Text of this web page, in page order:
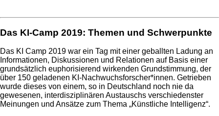
Das KI-Camp 2019: Themen und Schwerpunkte
Das KI Camp 2019 war ein Tag mit einer geballten Ladung an
Informationen, Diskussionen und Relationen auf Basis einer
grundsätzlich euphorisierend wirkenden Grundstimmung, der
über 150 geladenen KI-Nachwuchsforscher*innen. Getrieben
wurde dieses von einem, so in Deutschland noch nie da
gewesenen, interdisziplinären Austauschs verschiedenster
Meinungen und Ansätze zum Thema „Künstliche Intelligenz“.